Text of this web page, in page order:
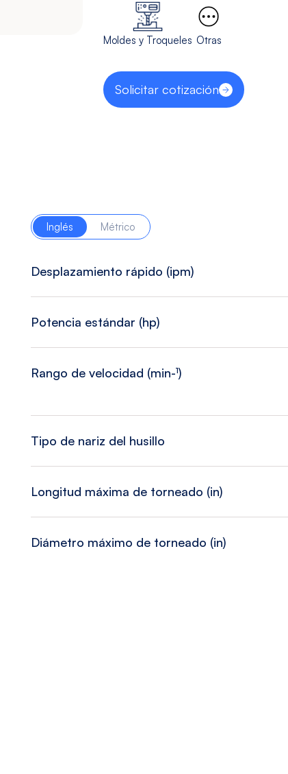
Moldes y Troqueles Otras
Solicitar cotización
Inglés Métrico
Desplazamiento rápido (ipm)
Potencia estándar (hp)
Rango de velocidad (min-¹)
Tipo de nariz del husillo
Longitud máxima de torneado (in)
Diámetro máximo de torneado (in)